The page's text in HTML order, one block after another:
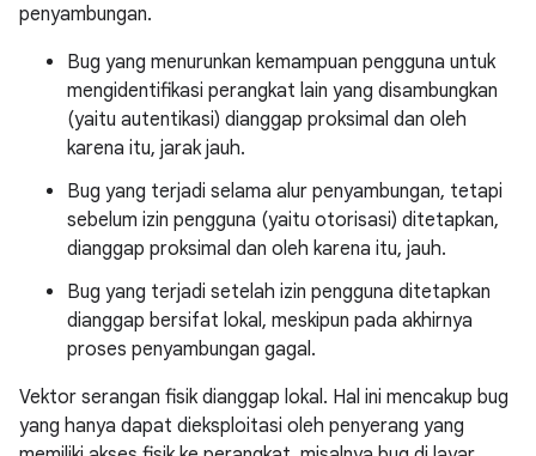
penyambungan.
Bug yang menurunkan kemampuan pengguna untuk
mengidentifikasi perangkat lain yang disambungkan
(yaitu autentikasi) dianggap proksimal dan oleh
karena itu, jarak jauh.
Bug yang terjadi selama alur penyambungan, tetapi
sebelum izin pengguna (yaitu otorisasi) ditetapkan,
dianggap proksimal dan oleh karena itu, jauh.
Bug yang terjadi setelah izin pengguna ditetapkan
dianggap bersifat lokal, meskipun pada akhirnya
proses penyambungan gagal.
Vektor serangan fisik dianggap lokal. Hal ini mencakup bug
yang hanya dapat dieksploitasi oleh penyerang yang